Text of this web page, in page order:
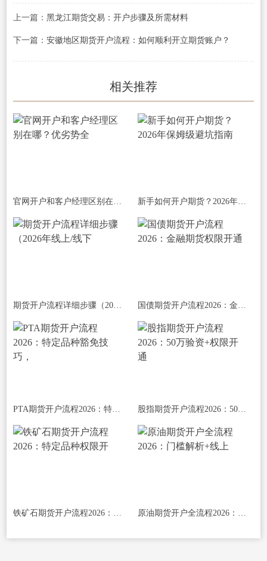
上一篇： 黑龙江期货交易：开户步骤及所需材料
下一篇： 安徽地区期货开户流程：如何顺利开立期货账户？
相关推荐
官网开户和客户经理区别在哪？优劣势全 新手如何开户期货？2026年保姆级避坑指南
期货开户流程详细步骤（2026年线上/线下 国债期货开户流程2026：金融期货权限开通
PTA期货开户流程2026：特定品种豁免技巧， 股指期货开户流程2026：50万验资+权限开通
铁矿石期货开户流程2026：特定品种权限开 原油期货开户全流程2026：门槛解析+线上